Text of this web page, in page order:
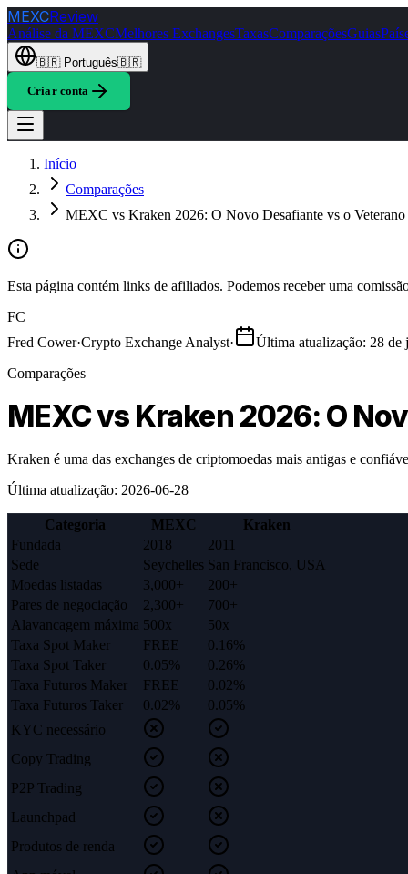
MEXCReview
Análise da MEXCMelhores ExchangesTaxasComparaçõesGuias
🇧🇷 Português🇧🇷
Criar conta
Início
Comparações
MEXC vs Kraken 2026: O Novo Desafiante vs o Veterano
Esta página contém links de afiliados. Podemos receber uma
FC
Fred Cower·Crypto Exchange Analyst· Última atualização: 28 de
Comparações
MEXC vs Kraken 2026: O
Kraken é uma das exchanges de criptomoedas mais antigas e
Última atualização: 2026-06-28
Categoria MEXC
Kraken
Fundada
2018
2011
Sede
Seychelles San Francisco, USA
Moedas listadas
3,000+
200+
Pares de negociação
2,300+
700+
Alavancagem máxima 500x
50x
Taxa Spot Maker
FREE
0.16%
Taxa Spot Taker
0.05%
0.26%
Taxa Futuros Maker
FREE
0.02%
Taxa Futuros Taker
0.02%
0.05%
KYC necessário
Copy Trading
P2P Trading
Launchpad
Produtos de renda